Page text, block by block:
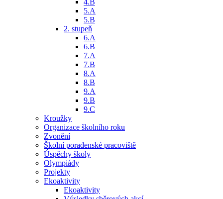
4.B
5.A
5.B
2. stupeň
6.A
6.B
7.A
7.B
8.A
8.B
9.A
9.B
9.C
Kroužky
Organizace školního roku
Zvonění
Školní poradenské pracoviště
Úspěchy školy
Olympiády
Projekty
Ekoaktivity
Ekoaktivity